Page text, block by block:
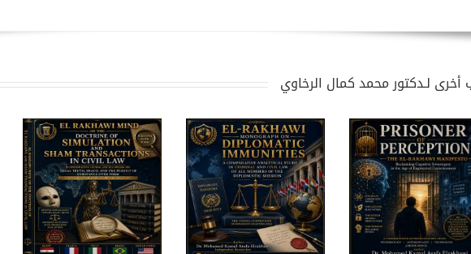
أخرى لـدكتور محمد كمال الرخاوي